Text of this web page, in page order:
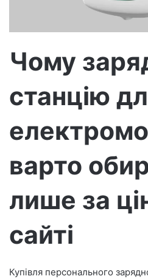
о
н
о
о
и
с
а
Чому
станцію
варто
лише за
сайті
Купівля персонального